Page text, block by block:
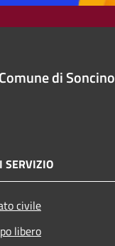
Comune di Soncino
SERVIZIO
civile
libero